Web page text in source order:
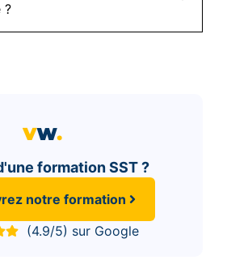
?
formation SST ?
notre formation
(4.9/5) sur Google